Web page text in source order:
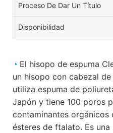
Proceso De Dar Un Título
Disponibilidad
◔ El hisopo de espuma
un hisopo con cabezal
utiliza espuma de
Japón y tiene 100 poros
contaminantes orgánicos
ésteres de ftalato. Es